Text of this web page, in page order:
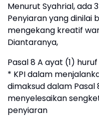
Menurut Syahrial, ada
Penyiaran yang dinilai
mengekang kreatif
Diantaranya,
Pasal 8 A ayat (1)
* KPI dalam
dimaksud dalam Pasal
menyelesaikan
penyiaran